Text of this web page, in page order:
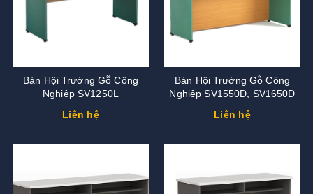
Bàn Hội Trường Gỗ Công
Nghiệp SV1250L
Liên hệ
Bàn Hội Trường Gỗ Công
Nghiệp SV1550D, SV1650D
Liên hệ